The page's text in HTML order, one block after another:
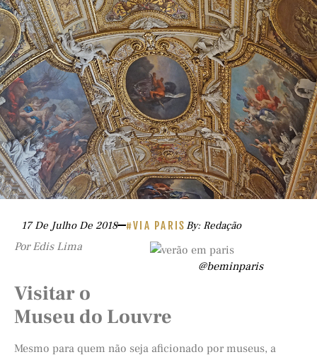
17 De Julho De 2018 #VIA PARIS By: Redação
@beminparis
Por Edis Lima
Visitar o
Museu do Louvre
Mesmo para quem não seja aficionado por museus, a